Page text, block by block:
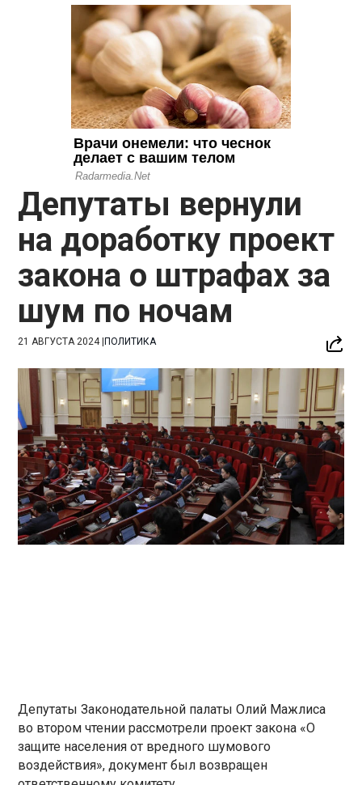
Депутаты вернули
на доработку проект
закона о штрафах за
шум по ночам
21 АВГУСТА 2024|ПОЛИТИКА
Депутаты Законодательной палаты Олий Мажлиса
во втором чтении рассмотрели проект закона «О
защите населения от вредного шумового
воздействия», документ был возвращен